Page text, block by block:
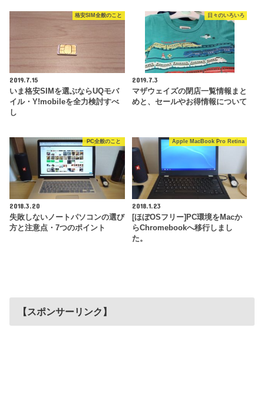
格安SIM全般のこと
2019.7.15
いま格安SIMを選ぶならUQモバ
イル・Y!mobileを全力検討すべ
し
日々のいろいろ
2019.7.3
マザウェイズの閉店一覧情報まと
めと、セールやお得情報について
PC全般のこと
2018.3.20
失敗しないノートパソコンの選び
方と注意点・7つのポイント
Apple MacBook Pro Retina
2018.1.23
[ほぼOSフリー]PC環境をMacか
らChromebookへ移行しまし
た。
【スポンサーリンク】